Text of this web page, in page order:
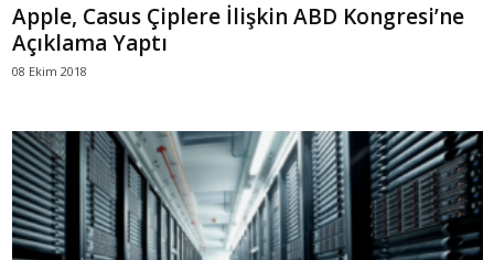
Apple, Casus Çiplere İlişkin ABD Kongresi’ne
Açıklama Yaptı
08 Ekim 2018